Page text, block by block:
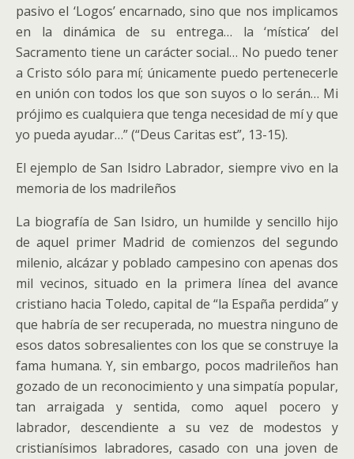
pasivo el ‘Logos’ encarnado, sino que nos implicamos
en la dinámica de su entrega… la ‘mística’ del
Sacramento tiene un carácter social… No puedo tener
a Cristo sólo para mí; únicamente puedo pertenecerle
en unión con todos los que son suyos o lo serán… Mi
prójimo es cualquiera que tenga necesidad de mí y que
yo pueda ayudar…” (“Deus Caritas est”, 13-15).
El ejemplo de San Isidro Labrador, siempre vivo en la
memoria de los madrileños
La biografía de San Isidro, un humilde y sencillo hijo
de aquel primer Madrid de comienzos del segundo
milenio, alcázar y poblado campesino con apenas dos
mil vecinos, situado en la primera línea del avance
cristiano hacia Toledo, capital de “la España perdida” y
que habría de ser recuperada, no muestra ninguno de
esos datos sobresalientes con los que se construye la
fama humana. Y, sin embargo, pocos madrileños han
gozado de un reconocimiento y una simpatía popular,
tan arraigada y sentida, como aquel pocero y
labrador, descendiente a su vez de modestos y
cristianísimos labradores, casado con una joven de